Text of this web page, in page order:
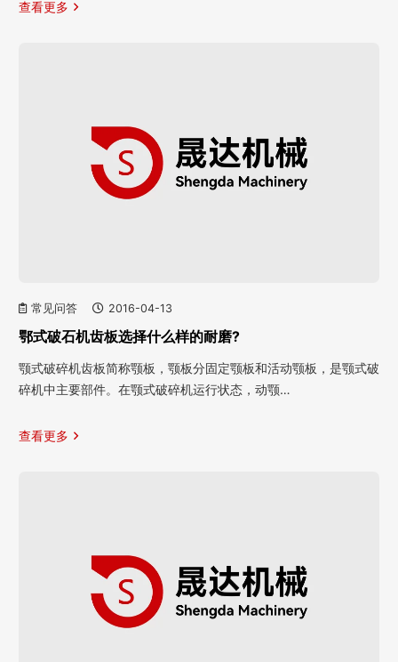
查看更多
常见问答 2016-04-13
鄂式破石机齿板选择什么样的耐磨?
颚式破碎机齿板简称颚板，颚板分固定颚板和活动颚板，是颚式破
碎机中主要部件。在颚式破碎机运行状态，动颚…
查看更多